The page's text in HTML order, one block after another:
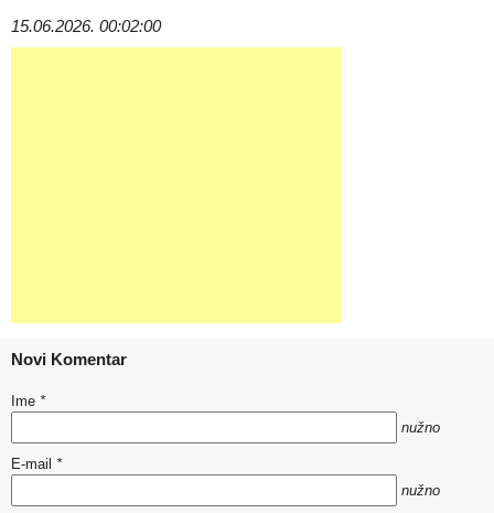
15.06.2026. 00:02:00
Novi Komentar
Ime *
nužno
E-mail *
nužno